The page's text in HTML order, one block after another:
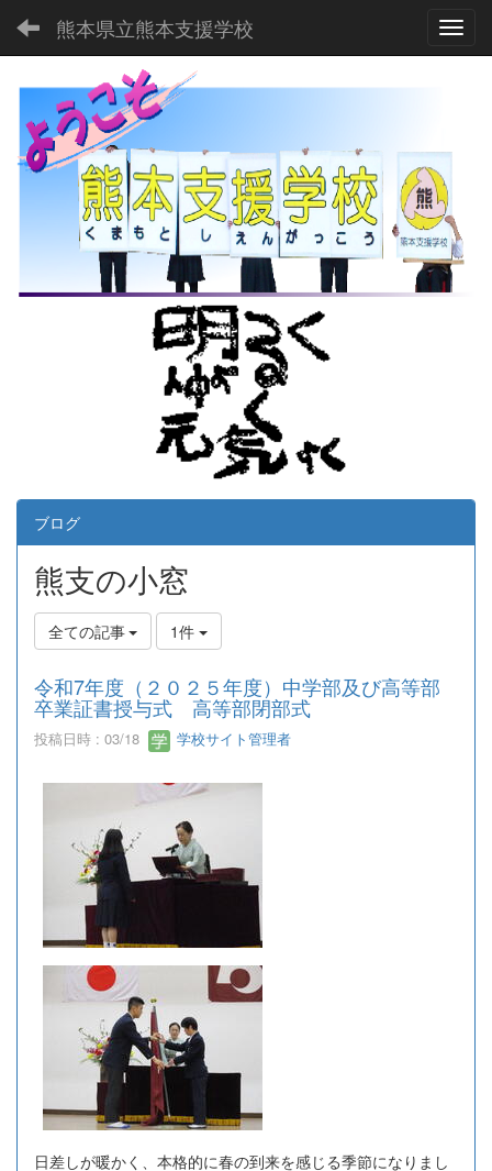
熊本県立熊本支援学校
ブログ
熊支の小窓
全ての記事 1件
令和7年度（２０２５年度）中学部及び高等部
卒業証書授与式 高等部閉部式
投稿日時 : 03/18 学校サイト管理者
日差しが暖かく、本格的に春の到来を感じる季節になりまし